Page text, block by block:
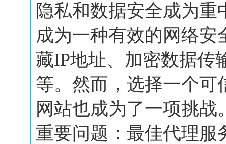
隐私和数据安全成为
成为一种有效的网络
藏IP地址、加密数据传
等。然而，选择一个可
网站也成为了一项挑
重要问题：最佳代理服